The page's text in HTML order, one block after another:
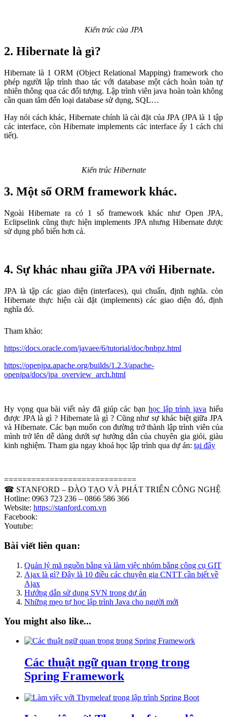
Kiến trúc của JPA
2. Hibernate là gì?
Hibernate là 1 ORM (Object Relational Mapping) framework cho
phép người lập trình thao tác với database một cách hoàn toàn tự
nhiên thông qua các đối tượng. Lập trình viên java hoàn toàn không
cần quan tâm đến loại database sử dụng, SQL…
Hay nói cách khác, Hibernate chính là cài đặt của JPA (JPA là 1 tập
các interface, còn Hibernate implements các interface ấy 1 cách chi
tiết).
Kiến trúc Hibernate
3. Một số ORM framework khác.
Ngoài Hibernate ra có 1 số framework khác như Open JPA,
Eclipselink cũng thực hiện implements JPA nhưng Hibernate được
sử dụng phổ biến hơn cả.
4. Sự khác nhau giữa JPA với Hibernate.
JPA là tập các giao diện (interfaces), qui chuẩn, định nghĩa. còn
Hibernate thực hiện cài đặt (implements) các giao diện đó, định
nghĩa đó.
Tham khảo:
https://docs.oracle.com/javaee/6/tutorial/doc/bnbpz.html
https://openjpa.apache.org/builds/1.2.3/apache-
openjpa/docs/jpa_overview_arch.html
Hy vọng qua bài viết này đã giúp các bạn học lập trình java hiểu
được JPA là gì ? Hibernate là gì ? Cũng như sự khác biệt giữa JPA
và Hibernate. Các bạn muốn con đường trở thành lập trình viên của
mình trở lên dễ dàng dưới sự hướng dẫn của chuyên gia giỏi, giàu
kinh nghiệm. Tham gia ngay khoá học lập trình qua dự án: tại đây
=============================
☎ STANFORD – ĐÀO TẠO VÀ PHÁT TRIỂN CÔNG NGHỆ
Hotline: 0963 723 236 – 0866 586 366
Website: https://stanford.com.vn
Facebook:
Youtube:
Bài viết liên quan:
Quản lý mã nguồn bằng và làm việc nhóm bằng công cụ GIT
Ajax là gì? Đây là 10 điều các chuyên gia CNTT cần biết về
Ajax
Hướng dẫn sử dụng SVN trong dự án
Những mẹo tự học lập trình Java cho người mới
You might also like...
Các thuật ngữ quan trọng trong
Spring Framework